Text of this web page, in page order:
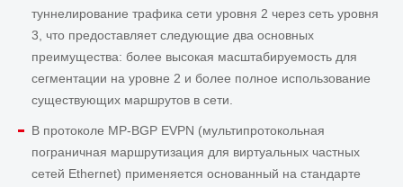
туннелирование трафика сети уровня 2 через сеть уровня
3, что предоставляет следующие два основных
преимущества: более высокая масштабируемость для
сегментации на уровне 2 и более полное использование
существующих маршрутов в сети.
В протоколе MP-BGP EVPN (мультипротокольная
пограничная маршрутизация для виртуальных частных
сетей Ethernet) применяется основанный на стандарте